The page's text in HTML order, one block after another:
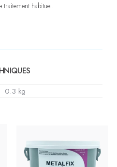
traitement habituel.
0.3 kg